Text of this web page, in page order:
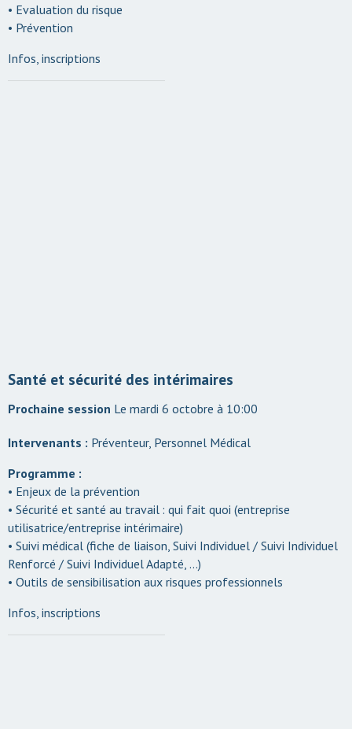
• Evaluation du risque
• Prévention
Infos, inscriptions
Santé et sécurité des intérimaires
Le mardi 6 octobre à 10:00
Intervenants : Préventeur, Personnel Médical
Programme :
• Enjeux de la prévention
• Sécurité et santé au travail : qui fait quoi (entreprise
utilisatrice/entreprise intérimaire)
• Suivi médical (fiche de liaison, Suivi Individuel / Suivi Individuel
Renforcé / Suivi Individuel Adapté, …)
• Outils de sensibilisation aux risques professionnels
Infos, inscriptions